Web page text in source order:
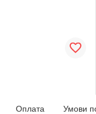
Оплата Умови